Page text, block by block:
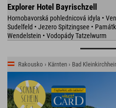
Explorer Hotel Bayrischzell
Hornobavorská pohlednicová idyla •
Sudelfeld • Jezero Spitzingsee •
Wendelstein • Vodopády Tatzelwurm
Rakousko › Kärnten › Bad